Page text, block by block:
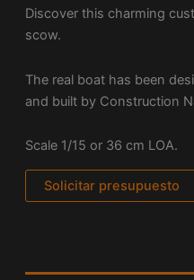
Discover this charming
scow.
The real boat has been
and built by Construction
Scale 1/15 or 36 cm LOA.
Solicitar presupuesto